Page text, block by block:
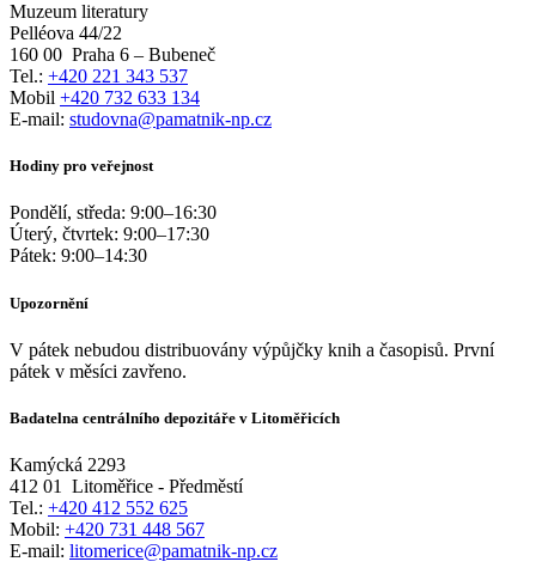
Muzeum literatury
Pelléova 44/22
160 00 Praha 6 – Bubeneč
Tel.: +420 221 343 537
Mobil +420 732 633 134
E-mail: studovna@pamatnik-np.cz
Hodiny pro veřejnost
Pondělí, středa: 9:00–16:30
Úterý, čtvrtek: 9:00–17:30
Pátek: 9:00–14:30
Upozornění
V pátek nebudou distribuovány výpůjčky knih a časopisů. První
pátek v měsíci zavřeno.
Badatelna centrálního depozitáře v Litoměřicích
Kamýcká 2293
412 01
Litoměřice - Předměstí
Tel.: +420 412 552 625
Mobil: +420 731 448 567
E-mail: litomerice@pamatnik-np.cz